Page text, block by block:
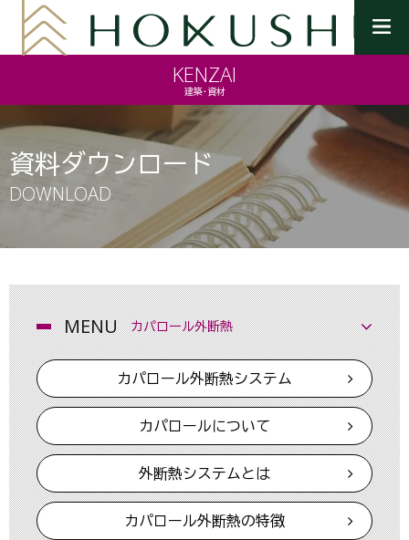
ニ
を
開
く
KENZAI
建築・資材
資料ダウンロード
DOWNLOAD
MENU カパロール外断熱
カパロール外断熱システム
カパロールについて
外断熱システムとは
カパロール外断熱の特徴